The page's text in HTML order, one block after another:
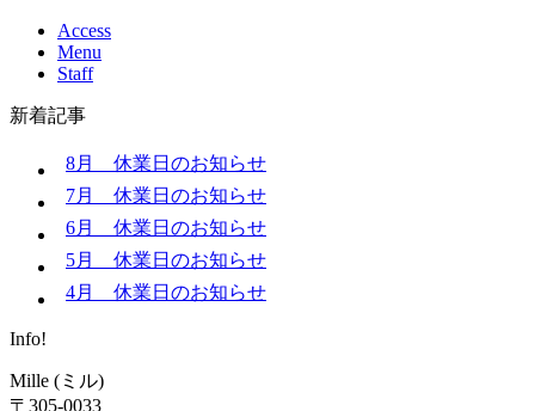
Access
Menu
Staff
新着記事
8月 休業日のお知らせ
7月 休業日のお知らせ
6月 休業日のお知らせ
5月 休業日のお知らせ
4月 休業日のお知らせ
Info!
Mille (ミル)
〒305-0033